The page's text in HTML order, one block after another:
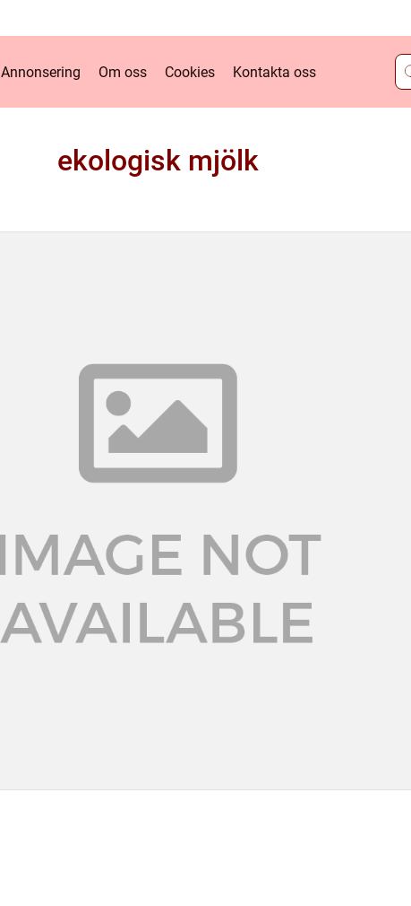
Annonsering Om oss Cookies Kontakta oss
ekologisk mjölk